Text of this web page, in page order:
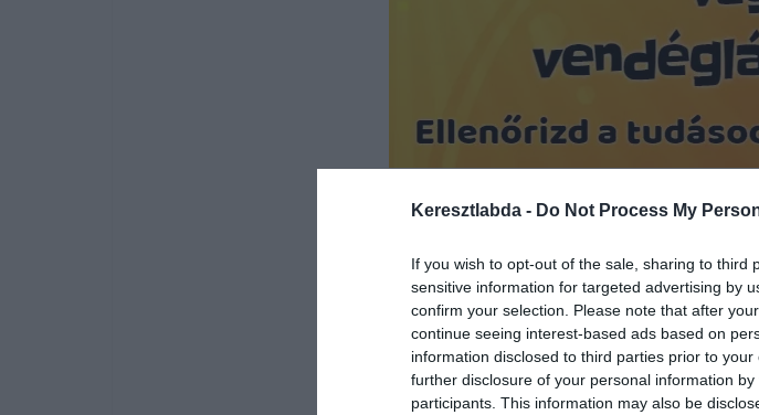
Keresztlabda - Do Not Process My
If you wish to opt-out of the sale, sharing to third
sensitive information for targeted advertising by
confirm your selection. Please note that after
continue seeing interest-based ads based on
information disclosed to third parties prior to
further disclosure of your personal information
participants. This information may also be